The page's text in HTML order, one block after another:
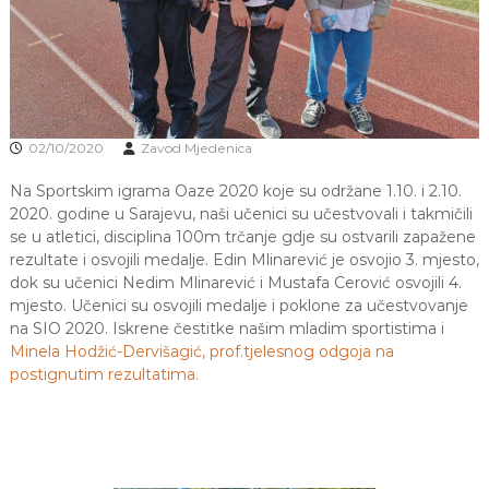
J
E
V
O
o
v
n
j
e
i
o
g
o
j
j
e
c
e
M
c
02/10/2020 Zavod Mjedenica
Na Sportskim igrama Oaze 2020 koje su održane 1.10. i 2.10.
2020. godine u Sarajevu, naši učenici su učestvovali i takmičili
se u atletici, disciplina 100m trčanje gdje su ostvarili zapažene
rezultate i osvojili medalje. Edin Mlinarević je osvojio 3. mjesto,
dok su učenici Nedim Mlinarević i Mustafa Cerović osvojili 4.
mjesto. Učenici su osvojili medalje i poklone za učestvovanje
na SIO 2020. Iskrene čestitke našim mladim sportistima i
Minela Hodžić-Dervišagić, prof.tjelesnog odgoja na
postignutim rezultatima.